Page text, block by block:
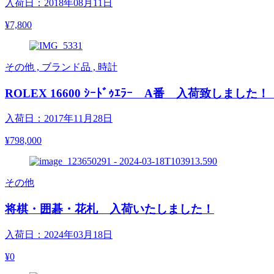
入荷日：2018年08月11日
¥7,800
その他 , ブランド品 , 時計
ROLEX 16600 ｼｰﾄﾞｩｴﾗｰ A番 入荷致しました！
入荷日：2017年11月28日
¥798,000
その他
将棋・囲碁・花札 入荷いたしました！
入荷日：2024年03月18日
¥0